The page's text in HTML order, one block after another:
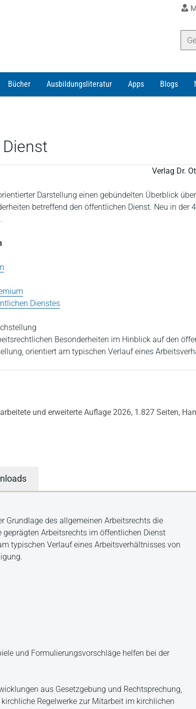
Bücher Ausbildungsliteratur Apps Blogs
Verlag Dr.
Darstellung einen gebündelten Überblick
betreffend den öffentlichen Dienst. Neu in der
Dienstes
Besonderheiten im Hinblick auf den
orientiert am typischen Verlauf eines
und erweiterte Auflage 2026, 1.827 Seiten,
Grundlage des allgemeinen Arbeitsrechts die
Arbeitsrechts im öffentlichen Dienst
typischen Verlauf eines Arbeitsverhältnisses von
und Formulierungsvorschläge helfen bei der
aus Gesetzgebung und Rechtsprechung,
Regelwerke zur Mitarbeit im kirchlichen